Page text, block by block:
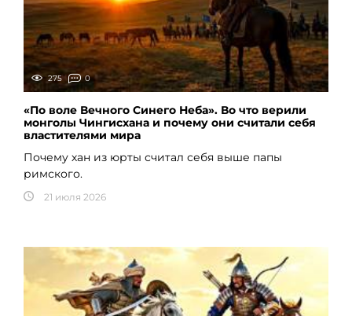
275 0
«По воле Вечного Синего Неба». Во что верили
монголы Чингисхана и почему они считали себя
властителями мира
Почему хан из юрты считал себя выше папы
римского.
21 июля 2026